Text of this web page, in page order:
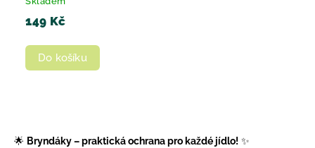
149 Kč
Do košíku
🌟 Bryndáky – praktická ochrana pro každé jídlo! ✨